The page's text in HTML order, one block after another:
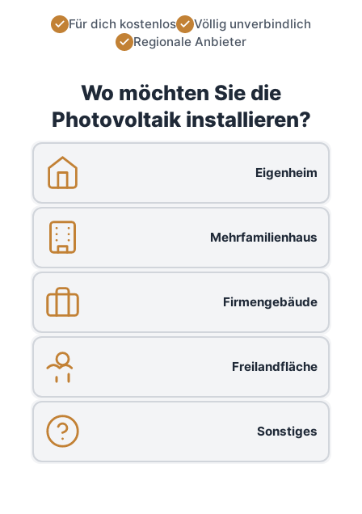
Für dich kostenlos
Völlig unverbindlich
Regionale Anbieter
Wo möchten Sie die
Photovoltaik installieren?
Eigenheim
Mehrfamilienhaus
Firmengebäude
Freilandfläche
Sonstiges